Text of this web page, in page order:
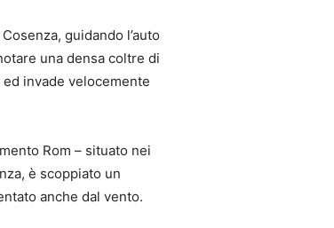
guidando l’auto
una densa coltre di
invade velocemente
Rom – situato nei
è scoppiato un
anche dal vento.